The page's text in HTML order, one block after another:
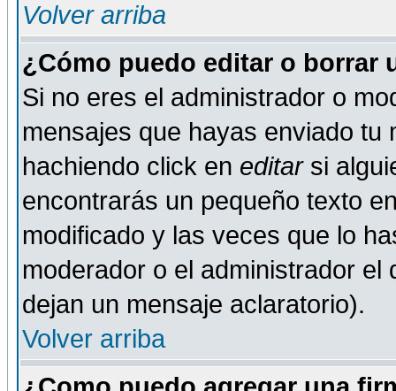
Volver arriba
¿Cómo puedo editar o borrar
Si no eres el administrador o
mensajes que hayas enviado tu
hachiendo click en editarsi
encontrarás un pequeño texto
modificado y las veces que lo
moderador o el administrador
dejan un mensaje aclaratorio).
Volver arriba